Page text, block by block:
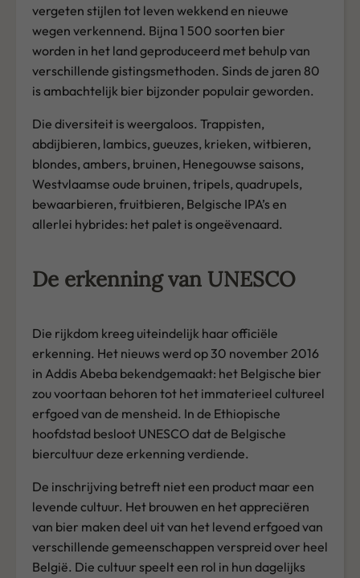
vergeten stijlen tot leven wekkend en nieuwe
wegen verkennend. Bijna 1 500 soorten bier
worden in het land geproduceerd met behulp van
verschillende gistingsmethoden. Sinds de jaren 80
is ambachtelijk bier bijzonder populair geworden.
Die diversiteit is weergaloos. Trappisten,
abdijbieren, lambics, gueuzes, krieken, witbieren,
blondes, ambers, bruinen, Henegouwse saisons,
Westvlaamse oude bruinen, tripels, quadrupels,
bewaarbieren, fruitbieren, Belgische IPA’s en
allerlei hybrides: het palet is ongeëvenaard.
De erkenning van UNESCO
Die rijkdom kreeg uiteindelijk haar officiële
erkenning. Het nieuws werd op 30 november 2016
in Addis Abeba bekendgemaakt: het Belgische bier
zou voortaan behoren tot het immaterieel cultureel
erfgoed van de mensheid. In de Ethiopische
hoofdstad besloot UNESCO dat de Belgische
biercultuur deze erkenning verdiende.
De inschrijving betreft niet een product maar een
levende cultuur. Het brouwen en het appreciëren
van bier maken deel uit van het levend erfgoed van
verschillende gemeenschappen verspreid over heel
België. Die cultuur speelt een rol in hun dagelijks